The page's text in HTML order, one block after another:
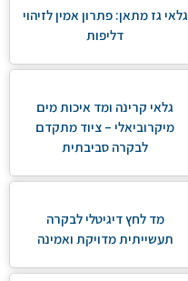
גלאי גז מתאן: פתרון אמין לזיהוי
דליפות
גלאי קרינה ומד איכות מים
מיקרוביאלי – ציוד מתקדם
לבקרה סביבתית
מד לחץ דיגיטלי לבקרה
תעשייתית מדויקת ואמינה